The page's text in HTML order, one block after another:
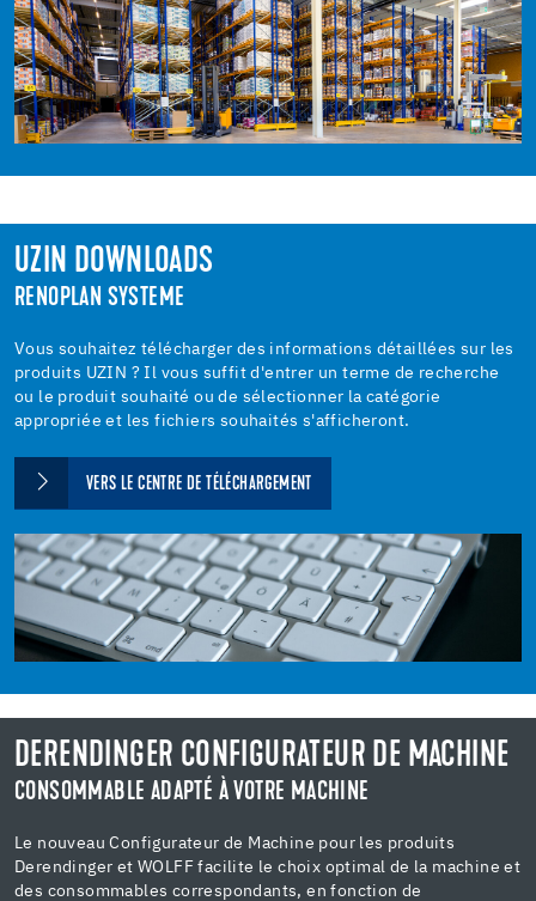
UZIN DOWNLOADS
RENOPLAN SYSTEME
Vous souhaitez télécharger des informations détaillées sur les
produits UZIN ? Il vous suffit d'entrer un terme de recherche
ou le produit souhaité ou de sélectionner la catégorie
appropriée et les fichiers souhaités s'afficheront.
VERS LE CENTRE DE TÉLÉCHARGEMENT
DERENDINGER CONFIGURATEUR DE MACHINE
CONSOMMABLE ADAPTÉ À VOTRE MACHINE
Le nouveau Configurateur de Machine pour les produits
Derendinger et WOLFF facilite le choix optimal de la machine et
des consommables correspondants, en fonction de